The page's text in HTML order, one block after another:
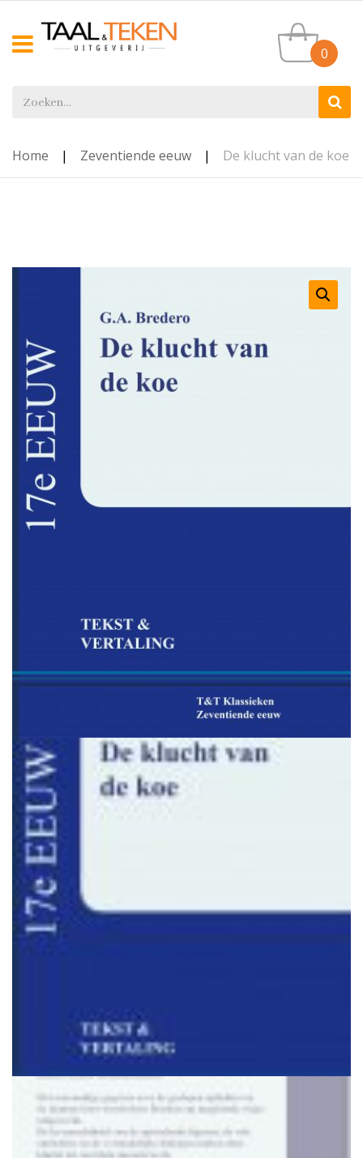
0
Home | Zeventiende eeuw | De klucht van de koe